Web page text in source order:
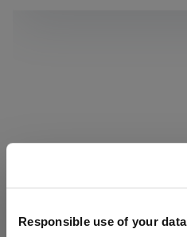
Responsible use of your data